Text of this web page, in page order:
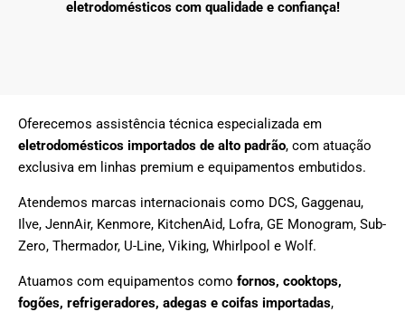
eletrodomésticos com qualidade e confiança!
Oferecemos assistência técnica especializada em
eletrodomésticos importados de alto padrão, com atuação
exclusiva em linhas premium e equipamentos embutidos.
Atendemos marcas internacionais como DCS, Gaggenau,
Ilve, JennAir, Kenmore, KitchenAid, Lofra, GE Monogram, Sub-
Zero, Thermador, U-Line, Viking, Whirlpool e Wolf.
Atuamos com equipamentos como fornos, cooktops,
fogões, refrigeradores, adegas e coifas importadas,